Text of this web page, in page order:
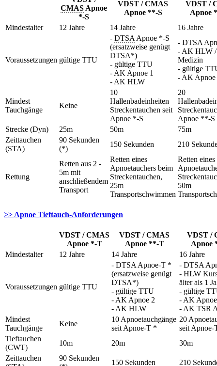
CMASApnoe
*-S
VDST / CMAS
Apnoe **-S
VDST /
Apnoe
Mindestalter
12 Jahre 14 Jahre 16 Jahre
Voraussetzungen gültige TTU
- DTSA Apnoe *-S
(ersatzweise genügt
DTSA*)
- gültige TTU
- AK Apnoe 1
- AK HLW
- DTSA
- AK HLW
Medizin
- gültige
- AK Apnoe
Mindest
Tauchgänge
Keine
10
Hallenbadeinheiten
Streckentauchen seit
Apnoe *-S
20
Apnoe **-S
Strecke (Dyn)
25m 50m
75m
Zeittauchen
(STA)
90 Sekunden
(*)
150 Sekunden 210
Rettung
Retten aus 2 -
5m mit
anschließendem
Transport
Retten eines
Apnoetauchers beim
Streckentauchen,
25m
Transportschwimmen
Retten eines
50m
>> Apnoe Tieftauch-Anforderungen
VDST / CMAS
Apnoe *-T
VDST / CMAS
Apnoe **-T
VDST /
Apnoe
Mindestalter
12 Jahre 14 Jahre 16 Jahre
Voraussetzungen gültige TTU
- DTSA Apnoe-T *
(ersatzweise genügt
DTSA*)
- gültige TTU
- AK Apnoe 2
- AK HLW
- DTSA
- HLW
älter als 1
- gültige
- AK
- AK TSR
Mindest
Tauchgänge
Keine
10 Apnoetauchgänge
seit Apnoe-T *
20
seit
Tieftauchen
(CWT)
10m 20m
30m
Zeittauchen
90 Sekunden
150 Sekunden 210